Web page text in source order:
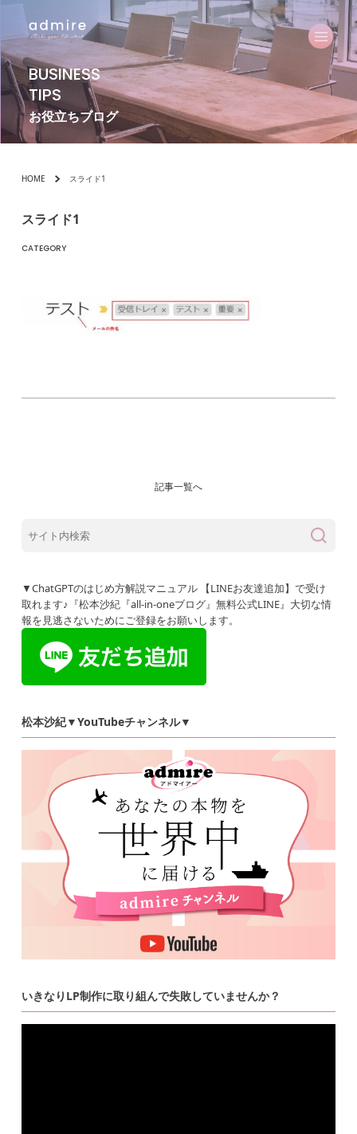
BUSINESS
TIPS
お役立ちブログ
HOME スライド1
スライド1
CATEGORY
記事一覧へ
▼ChatGPTのはじめ方解説マニュアル 【LINEお友達追加】で受け
取れます♪『松本沙紀『all-in-oneブログ』無料公式LINE』大切な情
報を見逃さないためにご登録をお願いします。
松本沙紀▼YouTubeチャンネル▼
いきなりLP制作に取り組んで失敗していませんか？
動